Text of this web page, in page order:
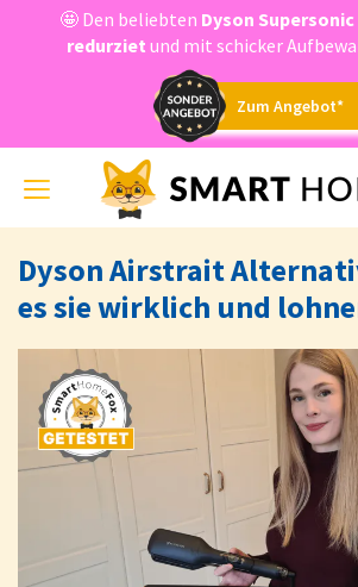
🤩 Den beliebten Dyson
redurziet und mit schicker
Zum Angebot*
Toggle
navigation
Dyson Airstrait
es sie wirklich und